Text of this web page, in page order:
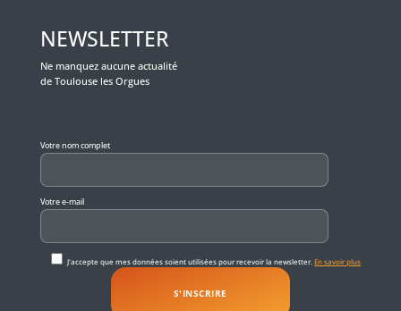
NEWSLETTER
Ne manquez aucune actualité
de Toulouse les Orgues
Votre nom complet
Votre e-mail
J'accepte que mes données soient utilisées pour recevoir la newsletter.En savoir plus